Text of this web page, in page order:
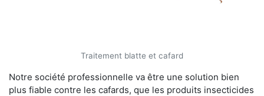
Traitement blatte et cafard
Notre société professionnelle va être une solution bien
plus fiable contre les cafards, que les produits insecticides